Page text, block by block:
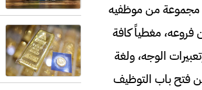
مجموعة من موظفيه
فروعه، مغطياً كافة
الوجه، ولغة
فتح باب التوظيف